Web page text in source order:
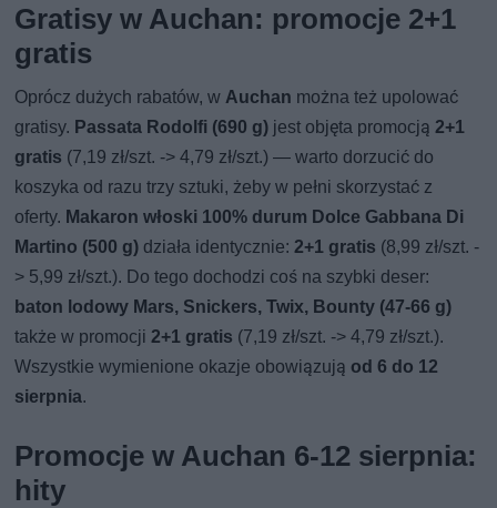
Gratisy w Auchan: promocje 2+1
gratis
Oprócz dużych rabatów, w Auchan można też upolować
gratisy. Passata Rodolfi (690 g) jest objęta promocją2+1
gratis (7,19 zł/szt. -> 4,79 zł/szt.) — warto dorzucić do
koszyka od razu trzy sztuki, żeby w pełni skorzystać z
oferty. Makaron włoski 100% durum Dolce Gabbana Di
Martino (500 g) działa identycznie:2+1 gratis (8,99 zł/szt. -
> 5,99 zł/szt.). Do tego dochodzi coś na szybki deser:
baton lodowy Mars, Snickers, Twix, Bounty (47-66 g)
także w promocji2+1 gratis (7,19 zł/szt. -> 4,79 zł/szt.).
Wszystkie wymienione okazje obowiązują od 6 do 12
sierpnia.
Promocje w Auchan 6-12 sierpnia:
hity